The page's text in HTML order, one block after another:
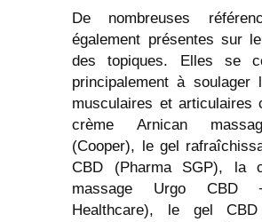
De nombreuses
également présentes sur
des topiques. Elles se
principalement à soulager
musculaires et articulaires
crème Arnican
(Cooper), le gel
CBD (Pharma SGP), la
massage Urgo CBD
Healthcare), le gel